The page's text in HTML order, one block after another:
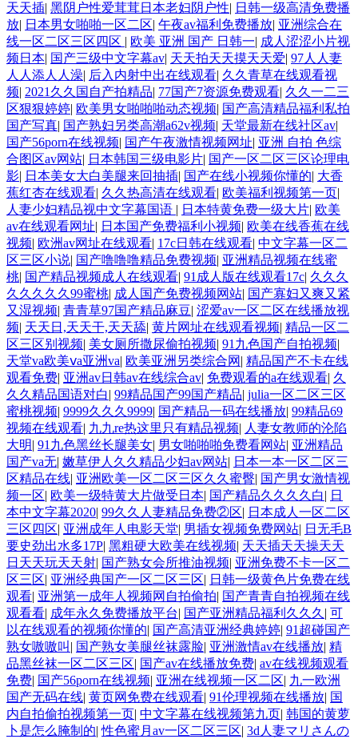
天天插| 黑阴户性爱茸茸日本老妇阴户性| 日韩一级高清免费播
放| 日本男女啪啪一区二区| 午夜av福利免费播放| 亚洲综合在
线一区二区三区四区 | 欧美 亚洲 国产 日韩一| 成人涩涩小片视
频日本| 国产三级中文字幕av| 天天拍天天摸天天爱| 97人人妻
人人添人人澡| 后入内射中出在线观看| 久久青草在线观看视
频| 2021久久国自产拍精品| 77国产7资源免费观看| 久久一二三
区狠狠婷婷| 欧美男女啪啪啪动态视频| 国产高清精品福利私拍
国产写真| 国产熟妇另类高潮a62v视频| 天堂最新在线社区av|
国产56porn在线视频| 国产午夜激情视频网址| 亚洲 自拍 色综
合图区av网站| 日本韩国三级电影片| 国产一区二区三区论理电
影| 日本美女大白美腿来回抽插| 国产在线小视频你懂的| 大香
蕉红杏在线观看| 久久热高清在线观看| 欧美福利视频第一页|
人妻少妇精品视中文字幕国语 | 日本特黄免费一级大片| 欧美
av在线观看网址| 日本国产免费福利小视频| 欧美在线香蕉在线
视频| 欧洲av网址在线观看| 17c日韩在线观看| 中文字幕一区二
区三区小说| 国产噜噜噜精品免费视频| 亚洲精品视频在线蜜
桃| 国产精品视频成人在线观看| 91成人版在线观看17c| 久久久
久久久久久99蜜桃| 成人国产免费视频网站| 国产寡妇又爽又紧
又湿视频| 青青草97国产精品麻豆| 涩爱av一区二区在线播放视
频| 天天日,天天干,天天舔| 黄片网址在线观看视频| 精品一区二
区三区别视频| 美女厕所撒尿偷拍视频| 91九色国产自拍视频|
天堂va欧美ⅴa亚洲va| 欧美亚洲另类综合网 | 精品国产不卡在线
观看免费| 亚洲av日韩av在线综合av| 免费观看的a在线观看| 久
久久精品国语对白| 99精品国产99国产精品| julia一区二区三区
蜜桃视频| 9999久久久9999| 国产精品一码在线播放| 99精品69
视频在线观看| 九九re热这里只有精品视频| 人妻女教师的沦陷
大明| 91九色黑丝长腿美女| 男女啪啪啪免费看网站| 亚洲精品
国产va无| 嫩草伊人久久精品少妇av网站| 日本一本一区二区三
区精品在线| 亚洲欧美一区二区三区久久蜜臀| 国产男女激情视
频一区| 欧美一级特黄大片做受日本| 国产精品久久久久白| 日
本中文字幕2020| 99久久人妻精品免费②区| 日本成人一区二区
三区四区| 亚洲成年人电影天堂| 男插女视频免费网站| 日无毛B
要史劲出水多17P| 黑粗硬大欧美在线视频| 天天插天天操天天
日天天玩天天射| 国产熟女会所推油视频| 亚洲免费不卡一区二
区三区| 亚洲经典国产一区二区三区| 日韩一级黄色片免费在线
观看| 亚洲第一成年人视频网自拍偷拍| 国产青青自拍视频在线
观看看| 成年永久免费播放平台| 国产亚洲精品福利久久久 | 可
以在线观看的视频你懂的| 国产高清亚洲经典婷婷| 91超碰国产
熟女嗷嗷叫 | 国产熟女美腿丝袜露脸| 亚洲激情av在线播放| 精
品黑丝袜一区二区三区| 国产av在线播放免费| av在线视频观看
免费| 国产56porn在线视频| 亚洲在线视频一区二区| 九一欧洲
国产无码在线| 黄页网免费在线观看| 91伦理视频在线播放| 国
内自拍偷拍视频第一页| 中文字幕在线视频第九页| 韩国的黄萝
卜是怎么腌制的|性色蜜月av一区二区三区| 3d人妻マリさんの